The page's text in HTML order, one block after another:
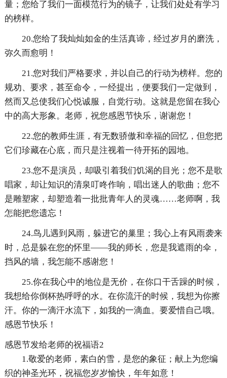
量；您给了我们一面模范行为的镜子，让我们处处有学习
的榜样。
20.您给了我灿灿如金的生活真谛，经过岁月的磨洗，
弥久而愈明！
21.您对我们严格要求，并以自己的行动为榜样。您的
规劝、要求，甚至命令，一经提出，便要我们一定做到，
然而又总使我们心悦诚服，自觉行动。这就是您留在我心
中的高大形象。老师，祝您感恩节快乐，谢谢您！
22.您的教师生涯，有无数骄傲和幸福的回忆，但您把
它们珍藏在心底，而只是注视着一待开拓的园地。
23.您不是演员，却吸引着我们饥渴的目光；您不是歌
唱家，却让知识的清泉叮咚作响，唱出迷人的歌曲；您不
是雕塑家，却塑造着一批批青年人的灵魂……老师啊，我
怎能把您遗忘！
24.鸟儿遇到风雨，躲进它的巢里；我心上有风雨袭来
时，总是躲在您的怀里——我的师长，您是我遮雨的伞，
挡风的墙，我怎能不感谢您！
25.你在我心中的地位是无价，在你口干舌躁的时候，
我想给你倒杯热呼呼的水。在你流汗的时候，我想为你擦
汗。你的一滴汗水流下，如我的一滴血。要爱惜自己哦。
感恩节快乐！
感恩节发给老师的祝福语2
1.敬爱的老师，素白的雪，是您的象征；献上为您编
织的神圣光环，祝福您岁岁愉快，年年如意！